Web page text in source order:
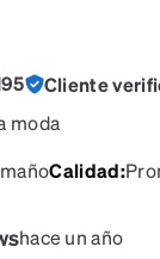
Cliente
moda
Calidad:
hace un año